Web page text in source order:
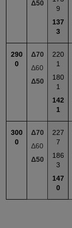
Δ50
9
137
3
290
0
Δ70
Δ60
Δ50
220
1
180
1
142
1
300
0
Δ70
Δ60
Δ50
227
7
186
3
147
0